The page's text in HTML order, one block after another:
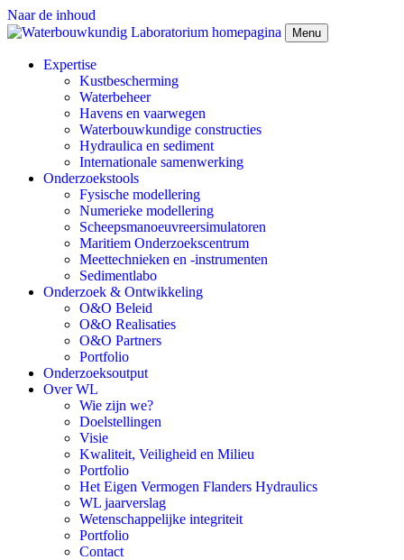
Naar de inhoud
Menu
Expertise
Kustbescherming
Waterbeheer
Havens en vaarwegen
Waterbouwkundige constructies
Hydraulica en sediment
Internationale samenwerking
Onderzoekstools
Fysische modellering
Numerieke modellering
Scheepsmanoeuvreersimulatoren
Maritiem Onderzoekscentrum
Meettechnieken en -instrumenten
Sedimentlabo
Onderzoek & Ontwikkeling
O&O Beleid
O&O Realisaties
O&O Partners
Portfolio
Onderzoeksoutput
Over WL
Wie zijn we?
Doelstellingen
Visie
Kwaliteit, Veiligheid en Milieu
Portfolio
Het Eigen Vermogen Flanders Hydraulics
WL jaarverslag
Wetenschappelijke integriteit
Portfolio
Contact